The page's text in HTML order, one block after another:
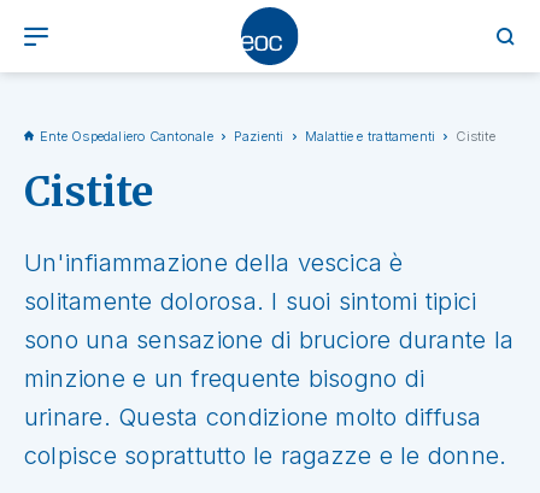
Ente Ospedaliero Cantonale Pazienti Malattie e trattamenti Cistite
Cistite
Un'infiammazione della vescica è
solitamente dolorosa. I suoi sintomi tipici
sono una sensazione di bruciore durante la
minzione e un frequente bisogno di
urinare. Questa condizione molto diffusa
colpisce soprattutto le ragazze e le donne.